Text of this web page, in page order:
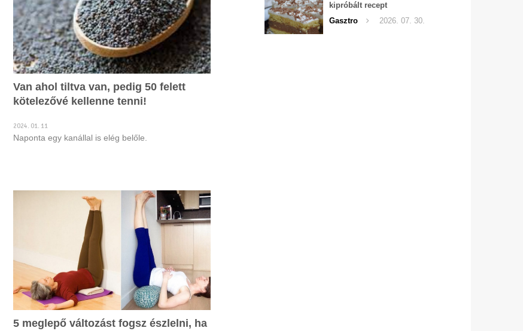
Van ahol tiltva van, pedig 50 felett
kötelezővé kellenne tenni!
2024. 01. 11
Naponta egy kanállal is elég belőle.
5 meglepő változást fogsz észlelni, ha
kipróbált recept
Gasztro
2026. 07. 30.